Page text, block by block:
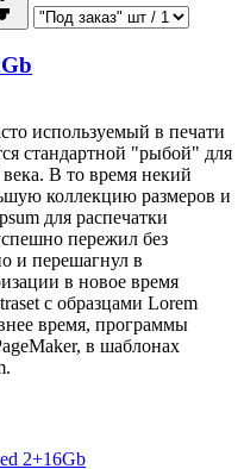
используемый в печати
стандартной "рыбой" для
В то время некий
коллекцию размеров и
для распечатки
пережил без
и перешагнул в
в новое время
с образцами Lorem
время, программы
в шаблонах